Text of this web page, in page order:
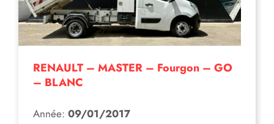
RENAULT – MASTER – Fourgon – GO
– BLANC
Année: 09/01/2017